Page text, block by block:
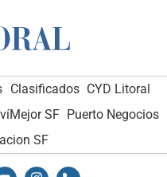
Clasificados CYD Litoral
SF Puerto Negocios
SF